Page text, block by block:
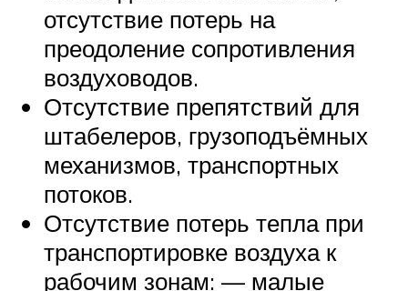
отсутствие потерь на
преодоление сопротивления
воздуховодов.
Отсутствие препятствий для
штабелеров, грузоподъёмных
механизмов, транспортных
потоков.
Отсутствие потерь тепла при
транспортировке воздуха к
рабочим зонам: — малые